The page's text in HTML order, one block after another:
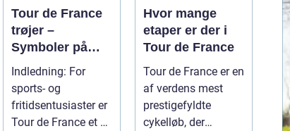
Tour de France
trøjer –
Symboler på
sejr og bedrift
Indledning: For
sports- og
fritidsentusiaster er
Tour de France et af
Hvor mange
etaper er der i
Tour de France
Tour de France er en
af verdens mest
prestigefyldte
cykelløb, der